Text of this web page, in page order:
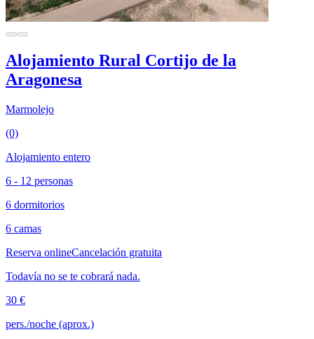
Alojamiento Rural Cortijo de la
Aragonesa
Marmolejo
(0)
Alojamiento entero
6 - 12 personas
6 dormitorios
6 camas
Reserva onlineCancelación gratuita
Todavía no se te cobrará nada.
30 €
pers./noche (aprox.)